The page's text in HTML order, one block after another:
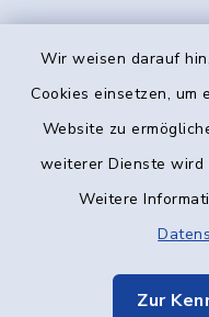
Wir weisen darauf
Cookies einsetzen, um
Website zu
weiterer Dienste wird
Weitere
Zur